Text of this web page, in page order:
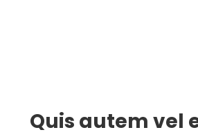
Quis autem vel